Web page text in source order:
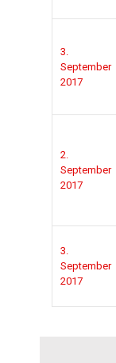
3.
September
2017
2.
September
2017
3.
September
2017